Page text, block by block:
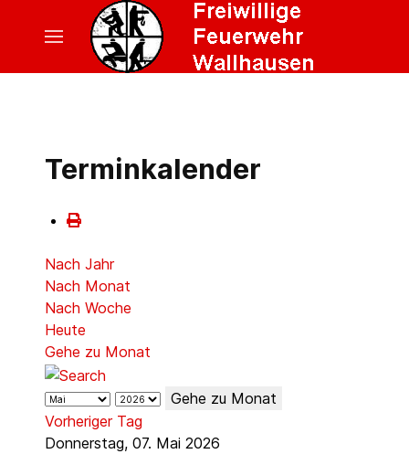
Terminkalender
Nach Jahr
Nach Monat
Nach Woche
Heute
Gehe zu Monat
Gehe zu Monat
Vorheriger Tag
Donnerstag, 07. Mai 2026